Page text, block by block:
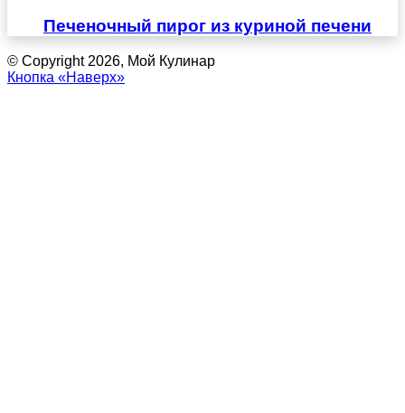
Печеночный пирог из куриной печени
© Copyright 2026, Мой Кулинар
Кнопка «Наверх»